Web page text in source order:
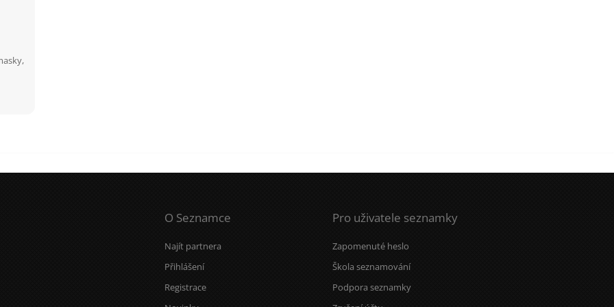
O Seznamce
Najít partnera
Přihlášení
Registrace
Pro uživatele seznamky
Zapomenuté heslo
Škola seznamování
Podpora seznamky